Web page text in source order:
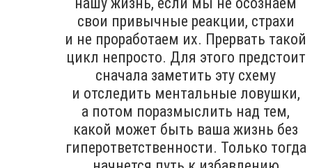
свои привычные реакции, страхи
и не проработаем их. Прервать такой
цикл непросто. Для этого предстоит
сначала заметить эту схему
и отследить ментальные ловушки,
а потом поразмыслить над тем,
какой может быть ваша жизнь без
гиперответственности. Только тогда